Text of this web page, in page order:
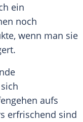
ein
noch
wenn man sie
aufs
erfrischend sind